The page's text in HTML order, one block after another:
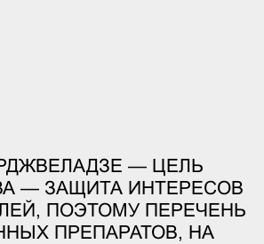
— ЦЕЛЬ
— ЗАЩИТА ИНТЕРЕСОВ
ПОЭТОМУ ПЕРЕЧЕНЬ
ПРЕПАРАТОВ, НА